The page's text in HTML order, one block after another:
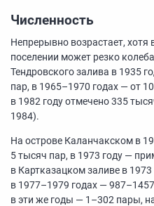
Численность
Непрерывно возрастает,
поселении может резко
Тендровского залива в 1935
пар, в 1965–1970 годах — от
в 1982 году отмечено 335
1984).
На острове Каланчакском в
5 тысяч пар, в 1973 году —
в Картказацком заливе в
в 1977–1979 годах —
в эти же годы — 1–302 пары,